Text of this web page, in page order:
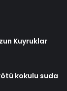
Kuyruklar
kokulu suda